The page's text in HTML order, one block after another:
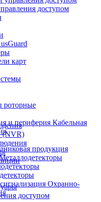
доступом
карт
роторные
Кабельная
продукция
Охранно-
(NVR)
доступом